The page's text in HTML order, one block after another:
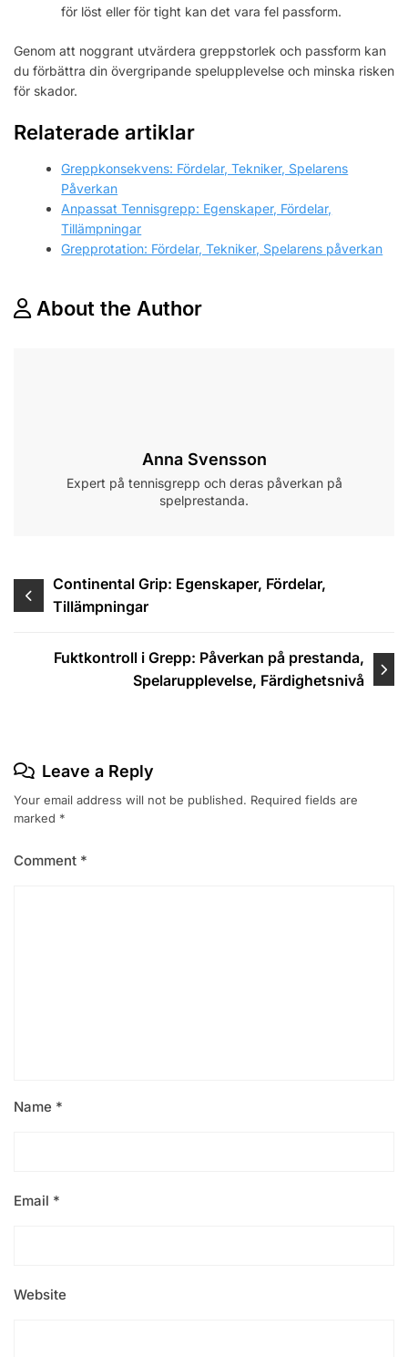
för löst eller för tight kan det vara fel passform.
Genom att noggrant utvärdera greppstorlek och passform kan
du förbättra din övergripande spelupplevelse och minska risken
för skador.
Relaterade artiklar
Greppkonsekvens: Fördelar, Tekniker, Spelarens
Påverkan
Anpassat Tennisgrepp: Egenskaper, Fördelar,
Tillämpningar
Grepprotation: Fördelar, Tekniker, Spelarens påverkan
About the Author
Anna Svensson
Expert på tennisgrepp och deras påverkan på
spelprestanda.
Post
navigation
Continental Grip: Egenskaper, Fördelar,
Tillämpningar
Fuktkontroll i Grepp: Påverkan på prestanda,
Spelarupplevelse, Färdighetsnivå
Leave a Reply
Your email address will not be published. Required fields are
marked *
Comment *
Name *
Email *
Website